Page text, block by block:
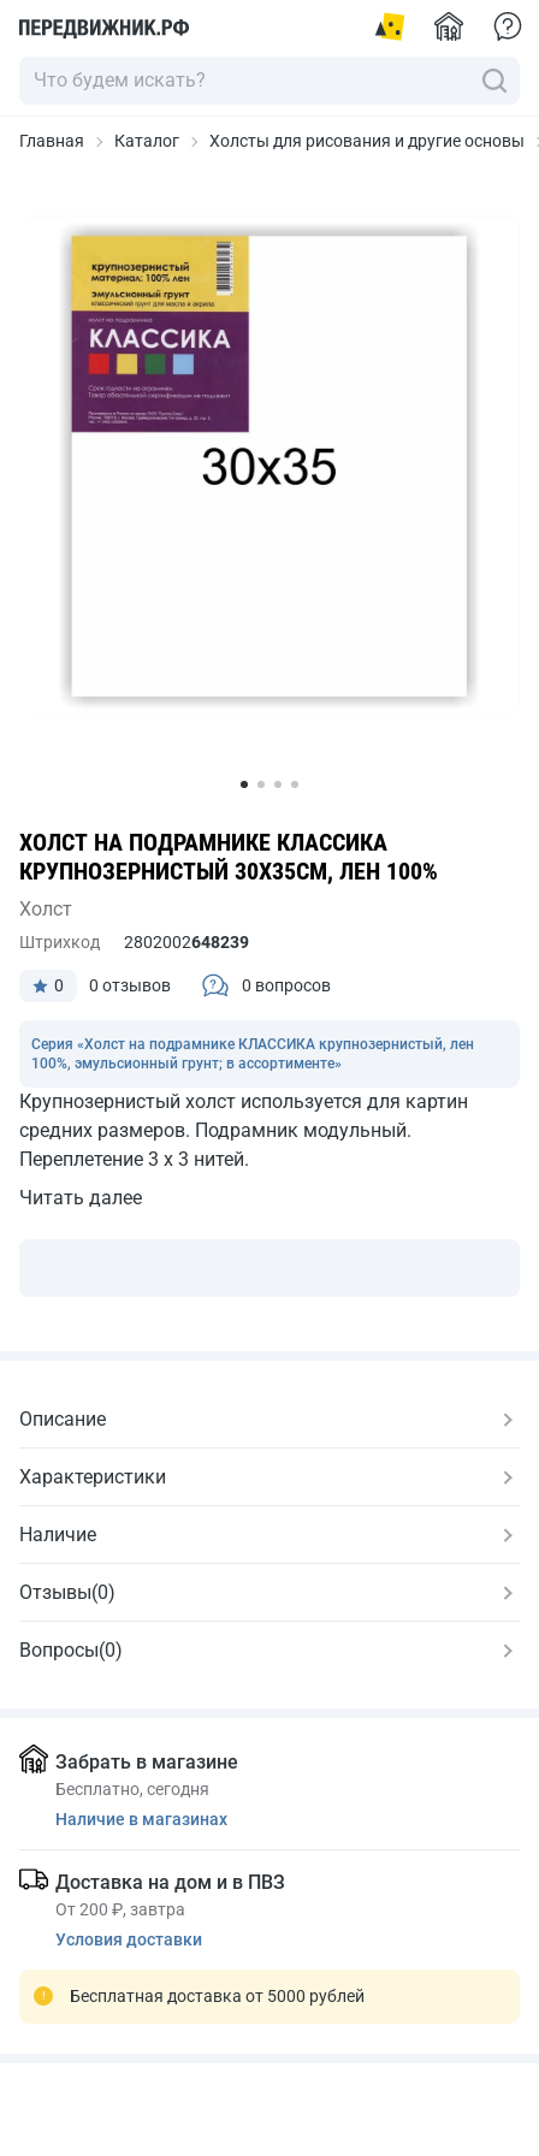
Главная Каталог Холсты для рисования и другие основы
ХОЛСТ НА ПОДРАМНИКЕ КЛАССИКА
КРУПНОЗЕРНИСТЫЙ 30Х35СМ, ЛЕН 100%
Холст
0 0 отзывов 0 вопросов
Штрихкод 2802002648239
Серия «Холст на подрамнике КЛАССИКА крупнозернистый, лен
100%, эмульсионный грунт; в ассортименте»
Крупнозернистый холст используется для картин
средних размеров. Подрамник модульный.
Переплетение 3 х 3 нитей.
Читать далее
Описание
Характеристики
Наличие
Отзывы(0)
Вопросы(0)
Забрать в магазине
Бесплатно, сегодня
Наличие в магазинах
Доставка на дом и в ПВЗ
От 200 ₽, завтра
Условия доставки
Бесплатная доставка от 5000 рублей